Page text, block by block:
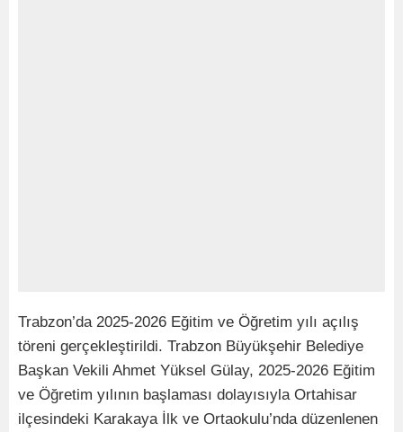
Trabzon’da 2025-2026 Eğitim ve Öğretim yılı açılış
töreni gerçekleştirildi. Trabzon Büyükşehir Belediye
Başkan Vekili Ahmet Yüksel Gülay, 2025-2026 Eğitim
ve Öğretim yılının başlaması dolayısıyla Ortahisar
ilçesindeki Karakaya İlk ve Ortaokulu’nda düzenlenen